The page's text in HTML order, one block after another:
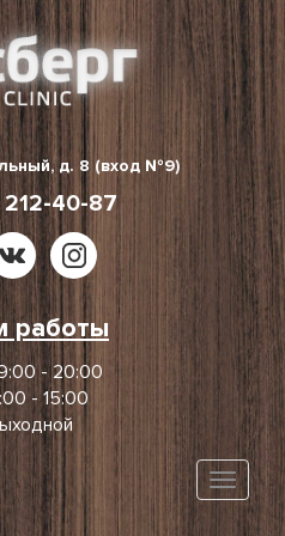
д. 8 (вход №9)
212-40-87
работы
- 20:00
- 15:00
Toggle